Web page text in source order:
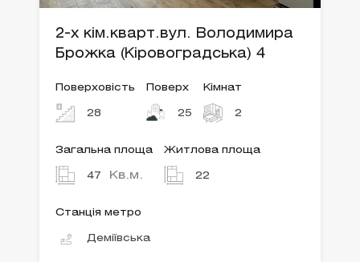
2-х кім.кварт.вул. Володимира
Брожка (Кіровоградська) 4
Поверховість
28
Поверх
25
Кімнат
2
Загальна площа
47 Кв.м.
Житлова площа
22
Станція метро
Деміївська